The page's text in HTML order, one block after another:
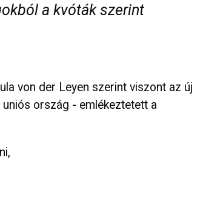
a kvóták szerint
von der Leyen szerint viszont az új
ország - emlékeztetett a